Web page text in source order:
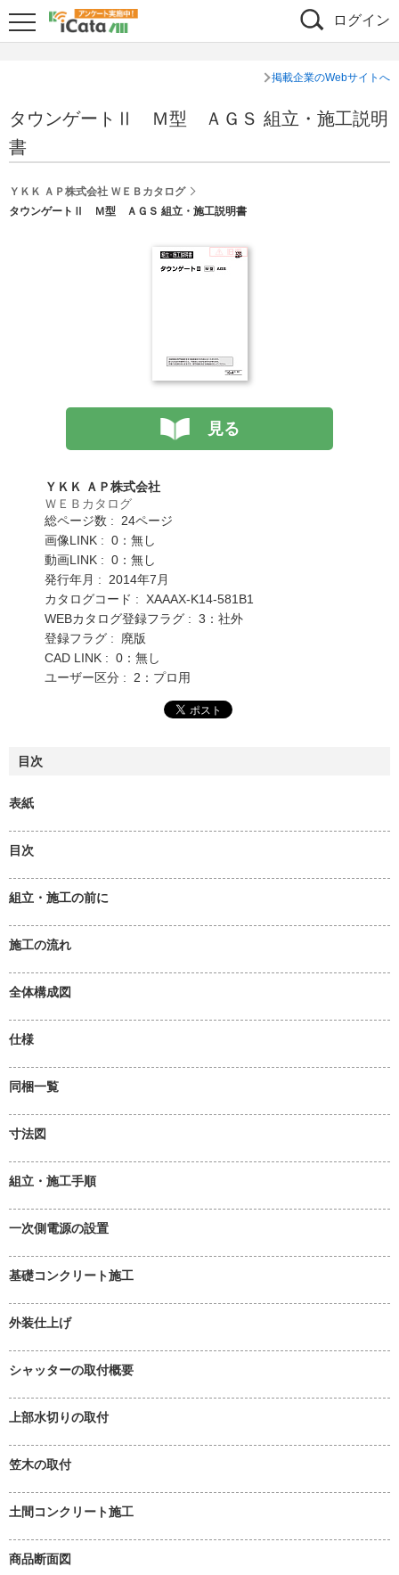
ログイン
掲載企業のWebサイトへ
タウンゲートⅡ Ｍ型 ＡＧＳ 組立・施工説明
書
ＹＫＫ ＡＰ株式会社 ＷＥＢカタログ
タウンゲートⅡ Ｍ型 ＡＧＳ 組立・施工説明書
見る
ＹＫＫ ＡＰ株式会社
ＷＥＢカタログ
総ページ数 : 24ページ
画像LINK : 0：無し
動画LINK : 0：無し
発行年月 : 2014年7月
カタログコード : XAAAX-K14-581B1
WEBカタログ登録フラグ : 3：社外
登録フラグ : 廃版
CAD LINK : 0：無し
ユーザー区分 : 2：プロ用
目次
表紙
目次
組立・施工の前に
施工の流れ
全体構成図
仕様
同梱一覧
寸法図
組立・施工手順
一次側電源の設置
基礎コンクリート施工
外装仕上げ
シャッターの取付概要
上部水切りの取付
笠木の取付
土間コンクリート施工
商品断面図